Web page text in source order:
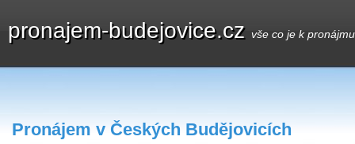
pronajem-budejovice.cz vše co je k
Pronájem v Českých Budějovicích